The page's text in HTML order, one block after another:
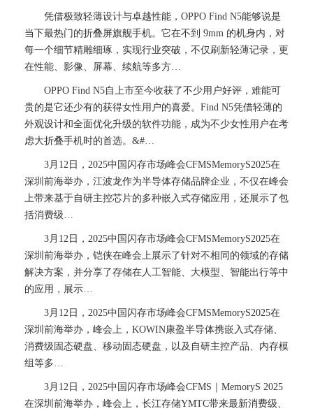
凭借极致轻薄设计与卓越性能，OPPO Find N5能够说是
当下最热门的折叠屏旗舰手机。它在不到 9mm 的机身内，对
每一个细节精雕细琢，实现行业突破，不仅刷新轻薄记录，更
在性能、影像、屏幕、续航等多方…
OPPO Find N5自上市至今收获了不少用户好评，难能可
贵的是它还少有的获得女性用户的喜爱。Find N5凭借轻薄的
外观设计和全面优化升级的软件功能，成为不少女性用户在考
虑大折叠手机时的首选。&#…
3月12日，2025中国闪存市场峰会CFMSMemoryS2025在
深圳前海举办，江波龙作为半导体存储品牌企业，不仅在峰会
上带来基于自研主控芯片的多种嵌入式存储应用，还展示了包
括消费级…
3月12日，2025中国闪存市场峰会CFMSMemoryS2025在
深圳前海举办，铠侠在峰会上展示了针对不相同的领域的存储
解决方案，并分享了存储在人工智能、大模型、智能出行等中
的应用，展示…
3月12日，2025中国闪存市场峰会CFMSMemoryS2025在
深圳前海举办，峰会上，KOWIN康盈半导体携嵌入式存储、
消费级固态硬盘、移动固态硬盘，以及自研主控产品、内存模
组等多…
3月12日，2025中国闪存市场峰会CFMS｜MemoryS 2025
在深圳前海举办，峰会上，长江存储YMTC带来最新消费级、